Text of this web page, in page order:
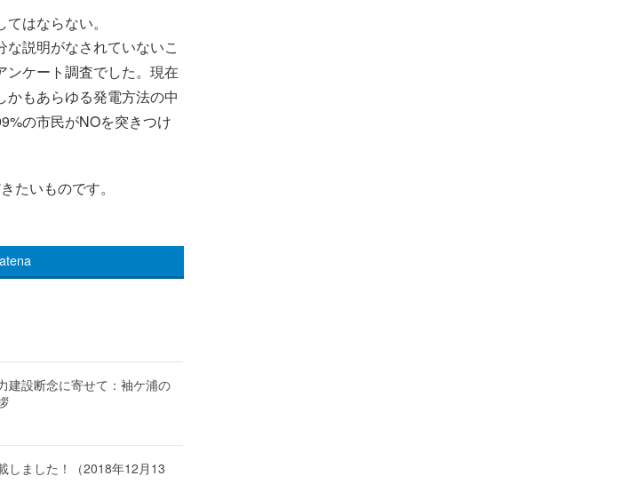
はならない。
説明がなされていないこ
ンケート調査でした。現在
もあらゆる発電方法の中
の市民がNOを突きつけ
たいものです。
建設断念に寄せて：袖ケ浦の
しました！（2018年12月13